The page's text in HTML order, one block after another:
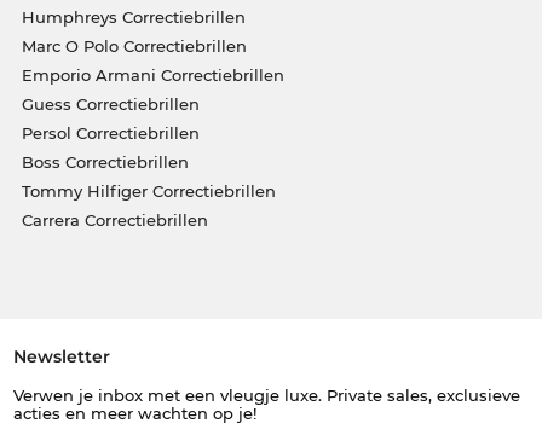
Humphreys Correctiebrillen
Marc O Polo Correctiebrillen
Emporio Armani Correctiebrillen
Guess Correctiebrillen
Persol Correctiebrillen
Boss Correctiebrillen
Tommy Hilfiger Correctiebrillen
Carrera Correctiebrillen
Newsletter
Verwen je inbox met een vleugje luxe. Private sales, exclusieve
acties en meer wachten op je!